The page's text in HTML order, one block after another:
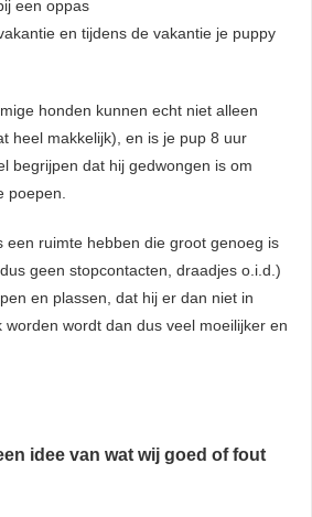
een oppas
en tijdens de vakantie je puppy
honden kunnen echt niet alleen
heel makkelijk), en is je pup 8 uur
begrijpen dat hij gedwongen is om
poepen.
een ruimte hebben die groot genoeg is
geen stopcontacten, draadjes o.i.d.)
en plassen, dat hij er dan niet in
worden wordt dan dus veel moeilijker en
idee van wat wij goed of fout